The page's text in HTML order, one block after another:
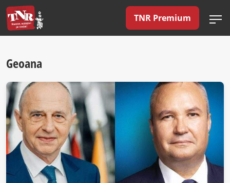
TNR Premium
Geoana